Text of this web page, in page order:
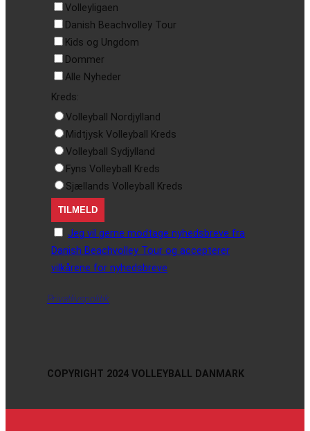
Volleyligaen
Danish Beachvolley Tour
Kids og Ungdom
Dommer
Alle Nyheder
Kreds:
Volleyball Nordjylland
Midtjysk Volleyball Kreds
Volleyball Sydjylland
Fyns Volleyball Kreds
Sjællands Volleyball Kreds
Jeg vil gerne modtage nyhedsbreve fra
Danish Beachvolley Tour og accepterer
vilkårene for nyhedsbreve
Privatlivspolitik
COPYRIGHT 2024 VOLLEYBALL DANMARK